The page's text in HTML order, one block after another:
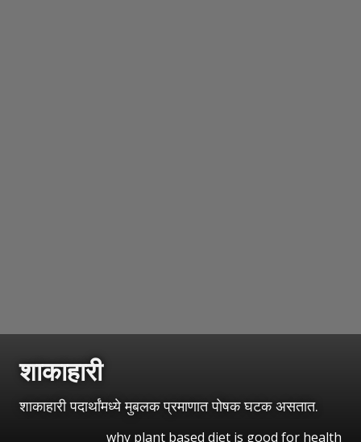
शाकाहारी
शाकाहारी पदार्थांमध्ये मुबलक प्रमाणात पोषक घटक असतात.
why plant based diet is good for health